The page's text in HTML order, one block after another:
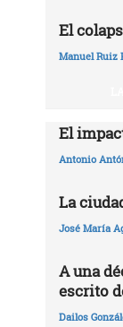
El
Manuel Ruiz
El
Antonio
La
José María
A una
escrito
Dailos